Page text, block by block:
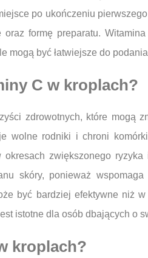
po ukończeniu
formę preparatu.
mogą być łatwiejsze do
C w kroplach?
zdrowotnych, które mogą
wolne rodniki i chroni
zwiększonego
skóry, ponieważ
być bardziej efektywne niż
istotne dla osób dbających o
kroplach?